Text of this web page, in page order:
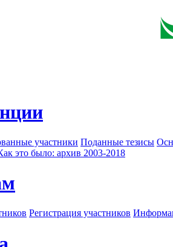
участники Поданные тезисы
это было: архив 2003-2018
Регистрация участников